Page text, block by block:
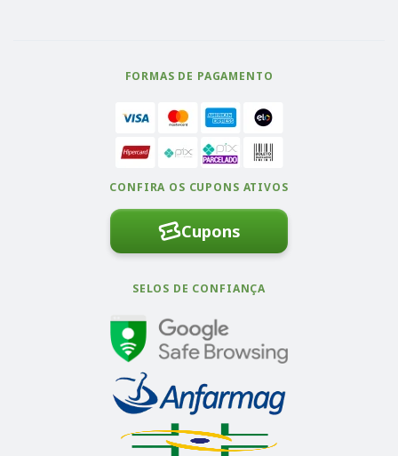
FORMAS DE PAGAMENTO
CONFIRA OS CUPONS ATIVOS
Cupons
SELOS DE CONFIANÇA